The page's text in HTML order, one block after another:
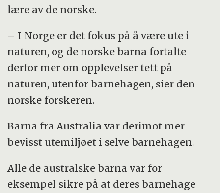
lære av de norske.
– I Norge er det fokus på å være ute i
naturen, og de norske barna fortalte
derfor mer om opplevelser tett på
naturen, utenfor barnehagen, sier den
norske forskeren.
Barna fra Australia var derimot mer
bevisst utemiljøet i selve barnehagen.
Alle de australske barna var for
eksempel sikre på at deres barnehage